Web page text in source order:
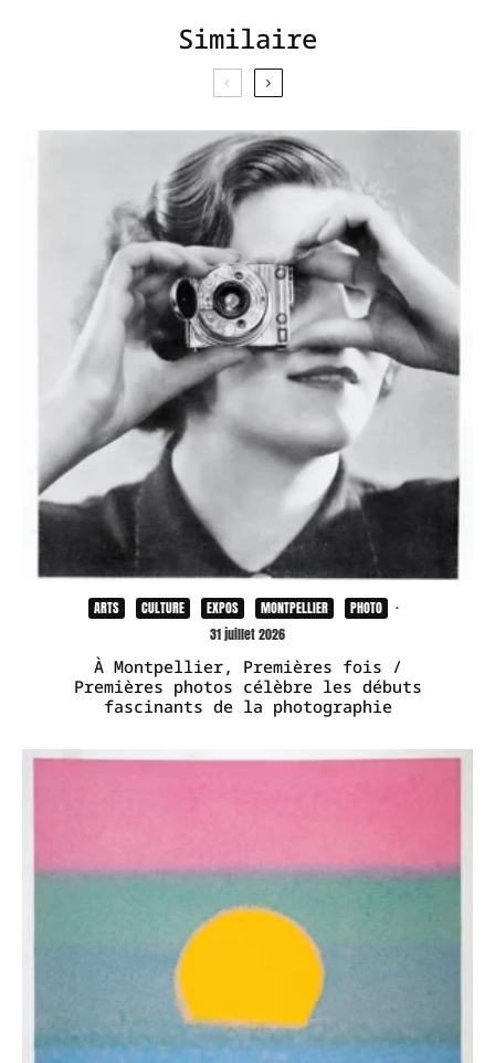
Similaire
ARTS CULTURE EXPOS MONTPELLIER PHOTO
·
31 juillet 2026
À Montpellier, Premières fois /
Premières photos célèbre les débuts
fascinants de la photographie